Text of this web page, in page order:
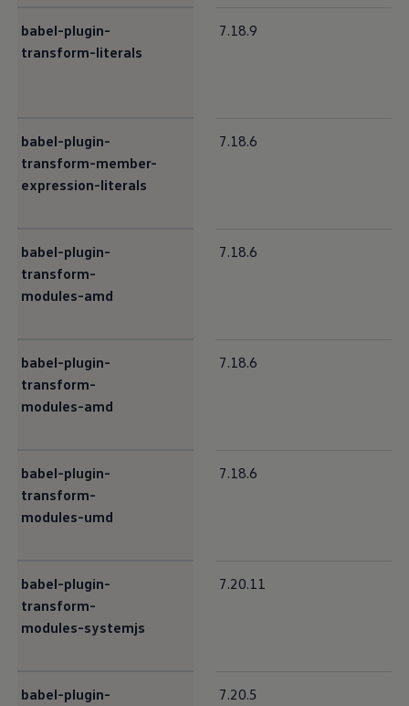
babel-plugin-
transform-literals
7.18.9
babel-plugin-
transform-member-
expression-literals
7.18.6
babel-plugin-
transform-
modules-amd
7.18.6
babel-plugin-
transform-
modules-amd
7.18.6
babel-plugin-
transform-
modules-umd
7.18.6
babel-plugin-
transform-
modules-systemjs
7.20.11
babel-plugin-
7.20.5